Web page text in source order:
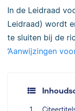
In de Leidraad
Leidraad) wordt
te sluiten bij de
‘Aanwijzingen